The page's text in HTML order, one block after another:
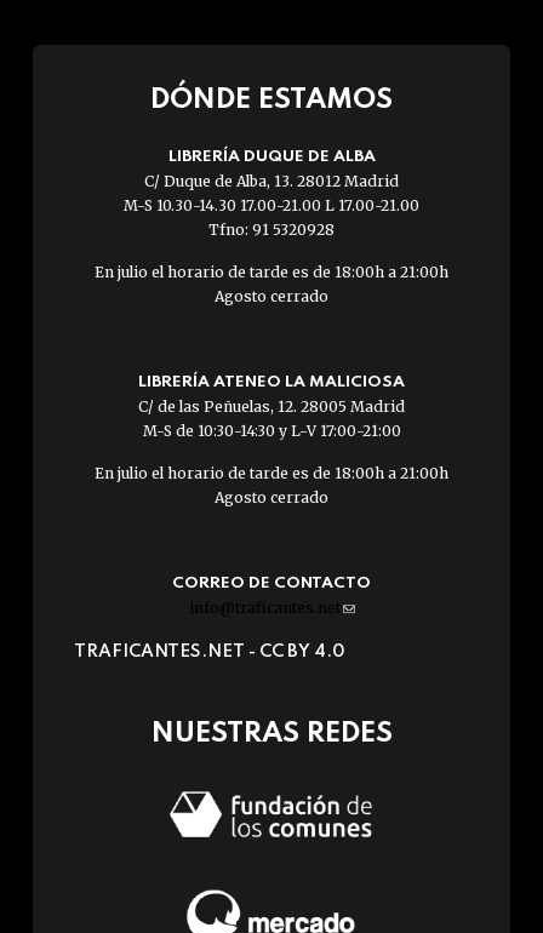
DÓNDE ESTAMOS
LIBRERÍA DUQUE DE ALBA
C/ Duque de Alba, 13. 28012 Madrid
M-S 10.30-14.30 17.00-21.00 L 17.00-21.00
Tfno: 91 5320928
En julio el horario de tarde es de 18:00h a 21:00h
Agosto cerrado
LIBRERÍA ATENEO LA MALICIOSA
C/ de las Peñuelas, 12. 28005 Madrid
M-S de 10:30-14:30 y L-V 17:00-21:00
En julio el horario de tarde es de 18:00h a 21:00h
Agosto cerrado
CORREO DE CONTACTO
info@traficantes.net (link
e-
TRAFICANTES.NET - CC BY 4.0
NUESTRAS REDES